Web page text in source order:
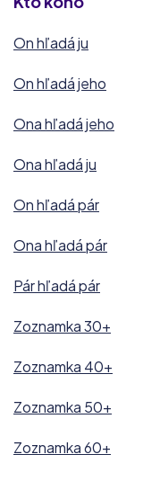
On hľadá ju
On hľadá jeho
Ona hľadá jeho
Ona hľadá ju
On hľadá pár
Ona hľadá pár
Pár hľadá pár
Zoznamka 30+
Zoznamka 40+
Zoznamka 50+
Zoznamka 60+